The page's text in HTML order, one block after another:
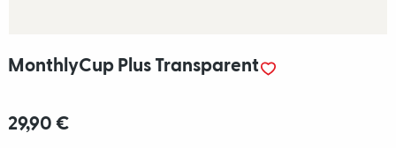
MonthlyCup Plus Transparent
29,90 €